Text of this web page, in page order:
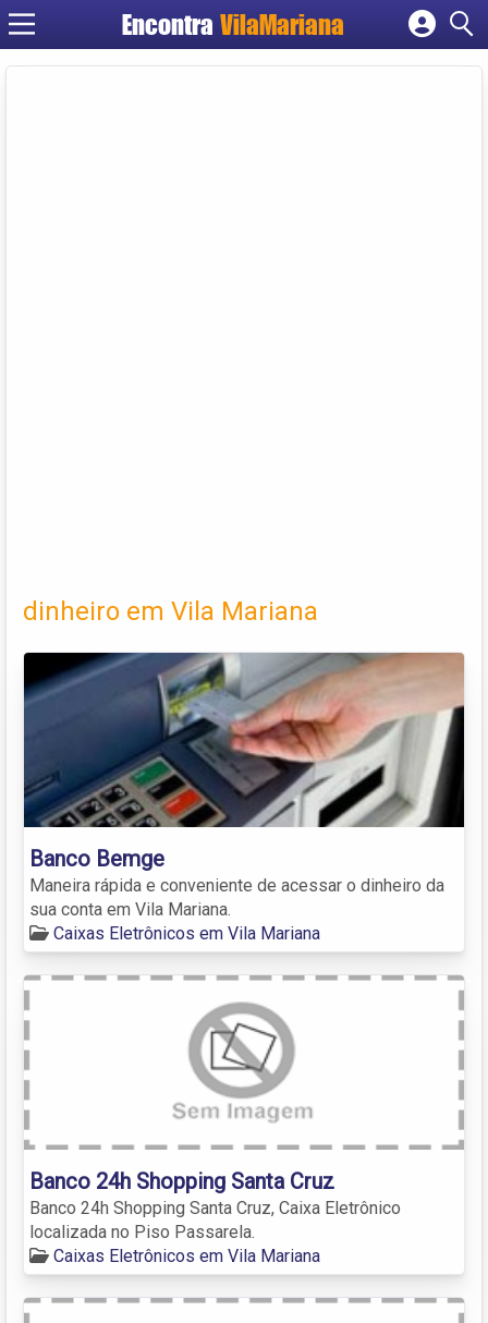
EncontraVilaMariana
Cadastrar empresa
dinheiro em Vila Mariana
Banco Bemge
Maneira rápida e conveniente de acessar o dinheiro da
sua conta em Vila Mariana.
Caixas Eletrônicos em Vila Mariana
Banco 24h Shopping Santa Cruz
Banco 24h Shopping Santa Cruz, Caixa Eletrônico
localizada no Piso Passarela.
Caixas Eletrônicos em Vila Mariana